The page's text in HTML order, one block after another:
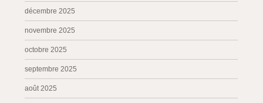
décembre 2025
novembre 2025
octobre 2025
septembre 2025
août 2025